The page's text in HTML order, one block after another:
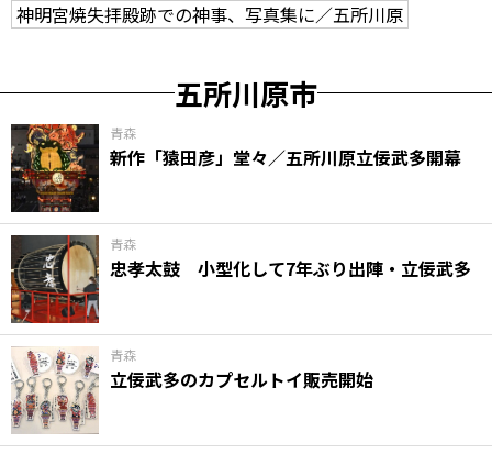
神明宮焼失拝殿跡での神事、写真集に／五所川原
五所川原市
青森
新作「猿田彦」堂々／五所川原立佞武多開幕
青森
忠孝太鼓 小型化して7年ぶり出陣・立佞武多
青森
立佞武多のカプセルトイ販売開始